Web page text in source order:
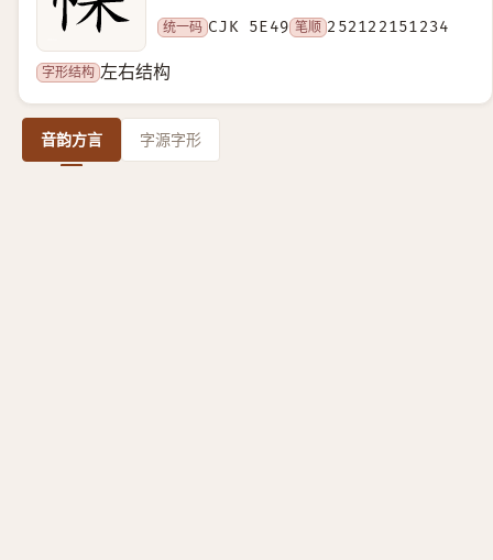
统一码 CJK 5E49 笔顺 252122151234
字形结构 左右结构
音韵方言 字源字形